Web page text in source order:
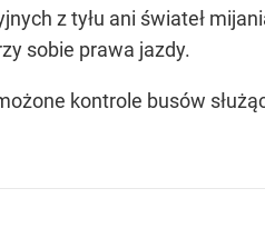
z tyłu ani świateł
sobie prawa jazdy.
kontrole busów